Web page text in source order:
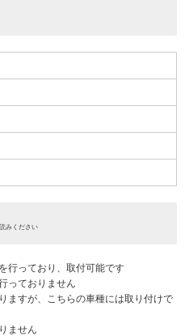
みください
行っており、取付可能です
っておりません
ますが、こちらの車種には取り付けで
ません